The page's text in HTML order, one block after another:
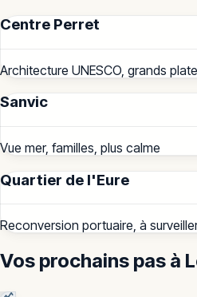
Centre Perret
Architecture UNESCO, grands
Sanvic
Vue mer, familles, plus calme
Quartier de l'Eure
Reconversion portuaire, à
Vos prochains pas à